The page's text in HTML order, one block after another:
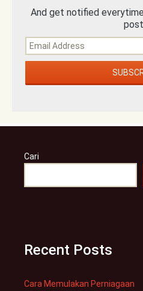
And get notified
Cari
Recent Posts
Cara Memulakan Perniagaan